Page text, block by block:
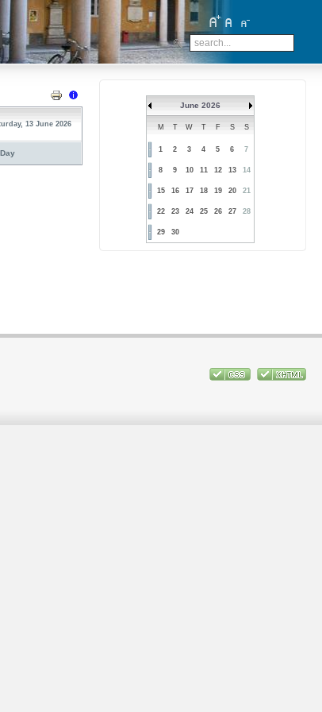
13 June 2026
June 2026
M T W T F S S
1 2 3 4 5 6 7
8 9 10 11 12 13 14
15 16 17 18 19 20 21
22 23 24 25 26 27 28
29 30